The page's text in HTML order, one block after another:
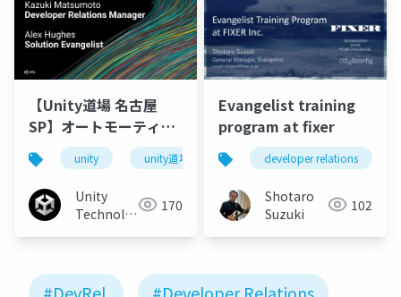
【Unity道場 名古屋
SP】オートモーティブ
向け Unity 導入ハンズ
オン
unity unity道場
Unity
Technologies 170
Evangelist training
program at fixer
developer relations
Shotaro
Suzuki
102
#DevRel #Developer Relations